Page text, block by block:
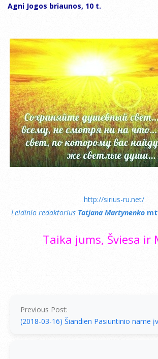
Agni Jogos briaunos, 10 t.
http://sirius-ru.net/
Leidinio redaktorius Tatjana Martynenko
Taika jums, Šviesa ir
Previous Post:
(2018-03-16) Šiandien Pasiuntinio name